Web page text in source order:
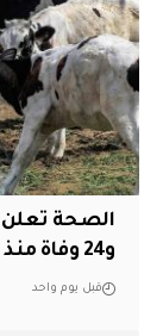
و24 وفاة منذ بداية العام الجاري
قبل يوم واحد